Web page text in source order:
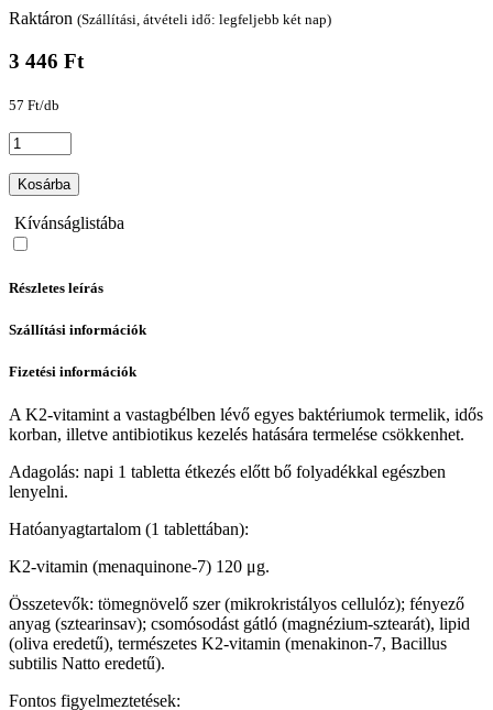
Raktáron (Szállítási, átvételi idő: legfeljebb két nap)
3 446 Ft
57 Ft/db
Kosárba
Kívánságlistába
Részletes leírás
Szállítási információk
Fizetési információk
A K2-vitamint a vastagbélben lévő egyes baktériumok termelik, idős
korban, illetve antibiotikus kezelés hatására termelése csökkenhet.
Adagolás: napi 1 tabletta étkezés előtt bő folyadékkal egészben
lenyelni.
Hatóanyagtartalom (1 tablettában):
K2-vitamin (menaquinone-7) 120 μg.
Összetevők: tömegnövelő szer (mikrokristályos cellulóz); fényező
anyag (sztearinsav); csomósodást gátló (magnézium-sztearát), lipid
(oliva eredetű), természetes K2-vitamin (menakinon-7, Bacillus
subtilis Natto eredetű).
Fontos figyelmeztetések: